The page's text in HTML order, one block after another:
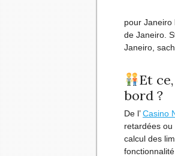
pour Janeiro
de Janeiro.
Janeiro,
Et
bord ?
De l’Casino
retardées
calcul des